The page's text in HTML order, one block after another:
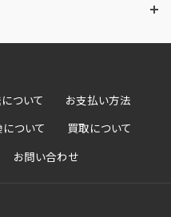
ついて お支払い方法
について 買取について
お問い合わせ